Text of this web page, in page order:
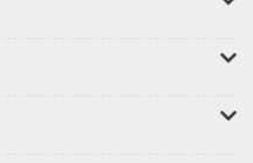
險評估，並在每一個方
說明，這也是本書的另
半導體製程工業之應用
考外，亦可作為大學院